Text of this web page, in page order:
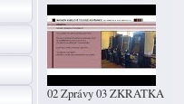
02 Zprávy 03 ZKRATKA